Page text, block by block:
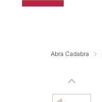
Abra Cadabra